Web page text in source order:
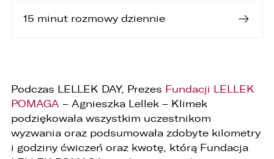
15 minut rozmowy dziennie
Podczas LELLEK DAY, Prezes Fundacji LELLEK
POMAGA – Agnieszka Lellek – Klimek
podziękowała wszystkim uczestnikom
wyzwania oraz podsumowała zdobyte kilometry
i godziny ćwiczeń oraz kwotę, którą Fundacja
2. LELLEK Gliwice sp. z o.o. ul. Portowa 2 44-100
Katowice,
5. 3L.PL. z o.o. ul. Opolska 2c 45-960 Opole.
1. Kontakt z Inspektorem Ochrony Danych -
iod@lellek.com.pl
2. Numer telefonu – Biuro Obsługi Klienta: 801